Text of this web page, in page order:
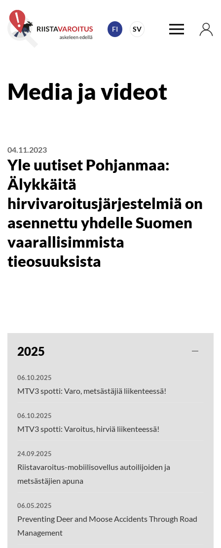
FI SV
Media ja videot
04.11.2023
Yle uutiset Pohjanmaa:
Älykkäitä
hirvivaroitusjärjestelmiä on
asennettu yhdelle Suomen
vaarallisimmista
tieosuuksista
2025
06.10.2025
MTV3 spotti: Varo, metsästäjiä liikenteessä!
06.10.2025
MTV3 spotti: Varoitus, hirviä liikenteessä!
24.09.2025
Riistavaroitus-mobiilisovellus autoilijoiden ja
metsästäjien apuna
06.05.2025
Preventing Deer and Moose Accidents Through Road
Management